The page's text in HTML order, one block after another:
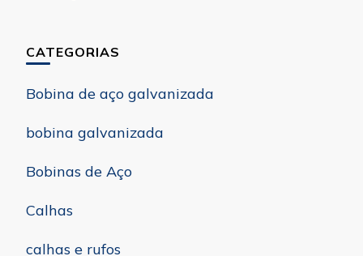
CATEGORIAS
Bobina de aço galvanizada
bobina galvanizada
Bobinas de Aço
Calhas
calhas e rufos